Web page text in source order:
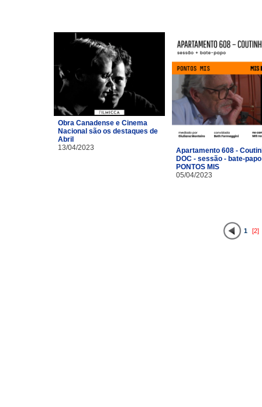
Obra Canadense e Cinema
Nacional são os destaques de
Abril
13/04/2023
Apartamento 608 -
DOC - sessão - bate-
PONTOS MIS
05/04/2023
1 [2]